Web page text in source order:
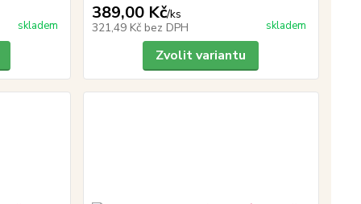
skladem
389,00 Kč/ks
321,49 Kč bez DPH skladem
Zvolit variantu